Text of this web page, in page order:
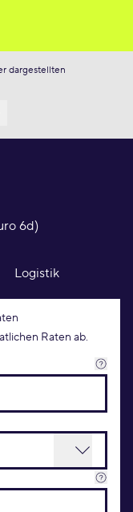
dargestellten
6d)
Logistik
Raten ab.